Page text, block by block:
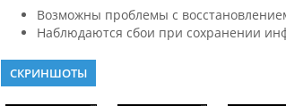
Возможны проблемы с
Наблюдаются сбои при сохранении
СКРИНШОТЫ